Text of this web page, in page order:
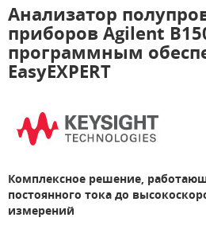
Анализатор
приборов Agilent
программным
EasyEXPERT
Комплексное решение,
постоянного тока до
измерений